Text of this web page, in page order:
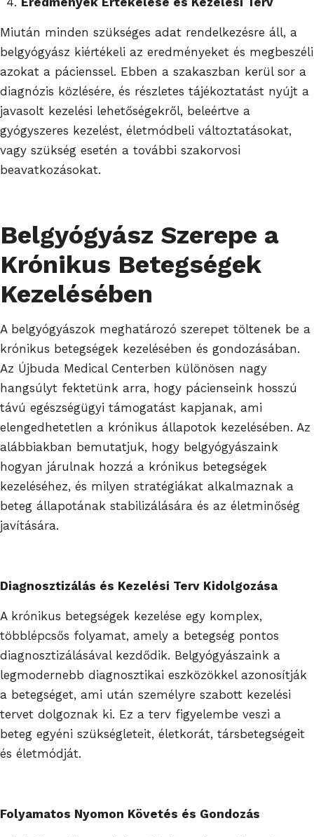
Miután minden szükséges adat rendelkezésre áll, a
belgyógyász kiértékeli az eredményeket és megbeszéli
azokat a pácienssel. Ebben a szakaszban kerül sor a
diagnózis közlésére, és részletes tájékoztatást nyújt a
javasolt kezelési lehetőségekről, beleértve a
gyógyszeres kezelést, életmódbeli változtatásokat,
vagy szükség esetén a további szakorvosi
beavatkozásokat.
Belgyógyász Szerepe a
Krónikus Betegségek
Kezelésében
A belgyógyászok meghatározó szerepet töltenek be a
krónikus betegségek kezelésében és gondozásában.
Az Újbuda Medical Centerben különösen nagy
hangsúlyt fektetünk arra, hogy pácienseink hosszú
távú egészségügyi támogatást kapjanak, ami
elengedhetetlen a krónikus állapotok kezelésében. Az
alábbiakban bemutatjuk, hogy belgyógyászaink
hogyan járulnak hozzá a krónikus betegségek
kezeléséhez, és milyen stratégiákat alkalmaznak a
beteg állapotának stabilizálására és az életminőség
javítására.
Diagnosztizálás és Kezelési Terv Kidolgozása
A krónikus betegségek kezelése egy komplex,
többlépcsős folyamat, amely a betegség pontos
diagnosztizálásával kezdődik. Belgyógyászaink a
legmodernebb diagnosztikai eszközökkel azonosítják
a betegséget, ami után személyre szabott kezelési
tervet dolgoznak ki. Ez a terv figyelembe veszi a
beteg egyéni szükségleteit, életkorát, társbetegségeit
és életmódját.
Folyamatos Nyomon Követés és Gondozás